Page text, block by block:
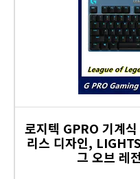
로지텍 GPRO 기계
리스 디자인,
그 오브 레